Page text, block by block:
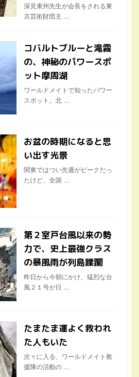
深見東州先生が会長をされる東
京芸術財団主 ...
コバルトブルーと滝霧
の、神秘のパワースポ
ット摩周湖
ワールドメイトで知ったパワー
スポット。北 ...
お盆の時期になると思
い出す光景
関東ではつい先週がピークだっ
たけど、全国 ...
第２室戸台風以来の勢
力で、史上最強クラス
の暴風雨が列島蹂躙
昨日から今朝にかけ、猛烈な台
風２１号が日 ...
たまたま運よく救われ
た人もいた
次々に入る、ワールドメイト救
援隊の活動の ...